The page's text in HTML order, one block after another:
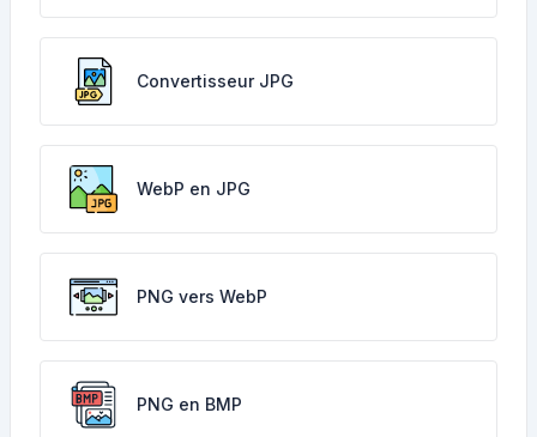
Convertisseur JPG
WebP en JPG
PNG vers WebP
PNG en BMP